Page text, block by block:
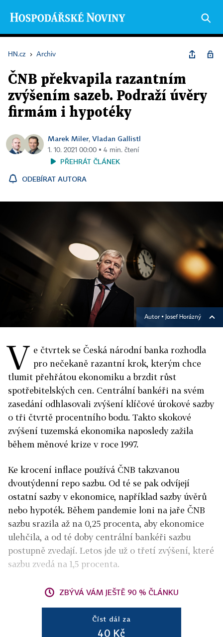
HN.cz › Archiv
ČNB překvapila razantním
zvýšením sazeb. Podraží úvěry
firmám i hypotéky
Marek Miler, Vladan Gallistl
1. 10. 2021 00:00 ▪ 4 min. čtení
PŘEHRÁT ČLÁNEK
ODEBÍRAT AUTORA
Autor ▪ Josef Horázný
V e čtvrtek se Česká národní banka rozhodla
pro nečekaně razantní krok, kterým chce
tlumit přehřátou ekonomiku a brzdit růst
spotřebitelských cen. Centrální bankéři na svém
zasedání odhlasovali zvýšení klíčové úrokové sazby
o tři čtvrtě procentního bodu. Takto skokové
zvýšení tuzemská ekonomika naposledy zažila
během měnové krize v roce 1997.
Ke krocení inflace používá ČNB takzvanou
dvoutýdenní repo sazbu. Od té se pak odvíjejí
ostatní sazby v ekonomice, například sazby úvěrů
nebo hypoték. Během pandemie loni na jaře ČNB
sazbu srazila až na 0,25 procenta, aby ekonomice
ulehčila, a od té doby centrální bankéři sazbu
postupně zvedají. Letos jde už o třetí zvýšení, které
sazbu zvedá na 1,5 procenta.
ZBÝVÁ VÁM JEŠTĚ 90 % ČLÁNKU
Číst dál za
40 Kč